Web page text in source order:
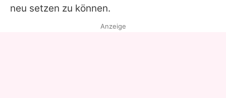
neu setzen zu können.
Anzeige